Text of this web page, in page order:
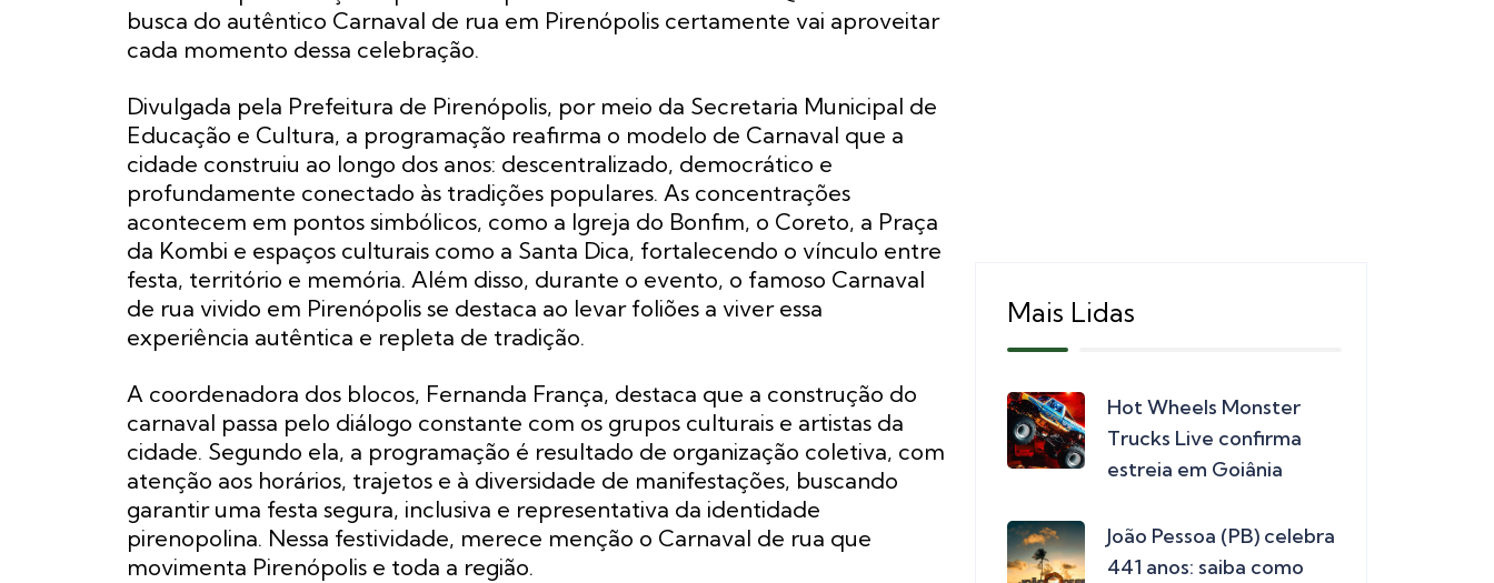
busca do autêntico Carnaval de rua em Pirenópolis certamente vai aproveitar
cada momento dessa celebração.
Divulgada pela Prefeitura de Pirenópolis, por meio da Secretaria Municipal de
Educação e Cultura, a programação reafirma o modelo de Carnaval que a
cidade construiu ao longo dos anos: descentralizado, democrático e
profundamente conectado às tradições populares. As concentrações
acontecem em pontos simbólicos, como a Igreja do Bonfim, o Coreto, a Praça
da Kombi e espaços culturais como a Santa Dica, fortalecendo o vínculo entre
festa, território e memória. Além disso, durante o evento, o famoso Carnaval
de rua vivido em Pirenópolis se destaca ao levar foliões a viver essa
experiência autêntica e repleta de tradição.
A coordenadora dos blocos, Fernanda França, destaca que a construção do
carnaval passa pelo diálogo constante com os grupos culturais e artistas da
cidade. Segundo ela, a programação é resultado de organização coletiva, com
atenção aos horários, trajetos e à diversidade de manifestações, buscando
garantir uma festa segura, inclusiva e representativa da identidade
pirenopolina. Nessa festividade, merece menção o Carnaval de rua que
movimenta Pirenópolis e toda a região.
Mais Lidas
Hot Wheels Monster
Trucks Live confirma
estreia em Goiânia
João Pessoa (PB) celebra
441 anos: saiba como